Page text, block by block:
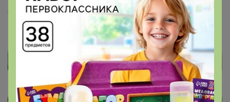
сортировочный цр поедет 22 июля.